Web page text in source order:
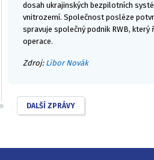
dosah ukrajinských bezpilotních
vnitrozemí. Společnost posléze
spravuje společný podnik RWB, který
operace.
Zdroj: Libor Novák
DALŠÍ ZPRÁVY